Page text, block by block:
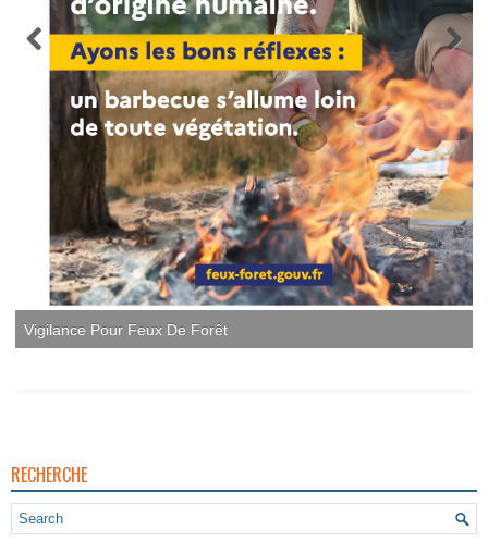
Vigilance Pour Feux De Forêt
RECHERCHE